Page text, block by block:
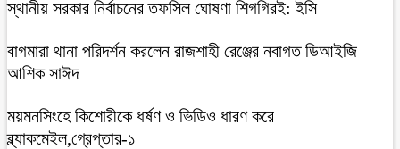
স্থানীয় সরকার নির্বাচনের তফসিল ঘোষণা শিগগিরই: ইসি
বাগমারা থানা পরিদর্শন করলেন রাজশাহী রেঞ্জের নবাগত ডিআইজি
আশিক সাঈদ
ময়মনসিংহে কিশোরীকে ধর্ষণ ও ভিডিও ধারণ করে
ব্ল্যাকমেইল,গ্রেপ্তার-১